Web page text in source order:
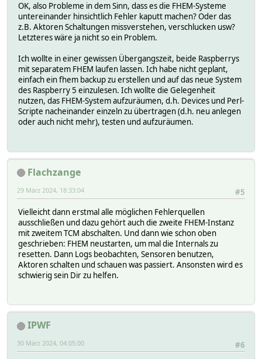
OK, also Probleme in dem Sinn, dass es die FHEM-Systeme
untereinander hinsichtlich Fehler kaputt machen? Oder das
z.B. Aktoren Schaltungen missverstehen, verschlucken usw?
Letzteres wäre ja nicht so ein Problem.
Ich wollte in einer gewissen Übergangszeit, beide Raspberrys
mit separatem FHEM laufen lassen. Ich habe nicht geplant,
einfach ein fhem backup zu erstellen und auf das neue System
des Raspberry 5 einzulesen. Ich wollte die Gelegenheit
nutzen, das FHEM-System aufzuräumen, d.h. Devices und Perl-
Scripte nacheinander einzeln zu übertragen (d.h. neu anlegen
oder auch nicht mehr), testen und aufzuräumen.
Flachzange
#5
29 März 2024, 18:33:04
Vielleicht dann erstmal alle möglichen Fehlerquellen
ausschließen und dazu gehört auch die zweite FHEM-Instanz
mit zweitem TCM abschalten. Und dann wie schon oben
geschrieben: FHEM neustarten, um mal die Internals zu
resetten. Dann Logs beobachten, Sensoren benutzen,
Aktoren schalten und schauen was passiert. Ansonsten wird es
schwierig sein Dir zu helfen.
IPWF
#6
30 März 2024, 04:05:00